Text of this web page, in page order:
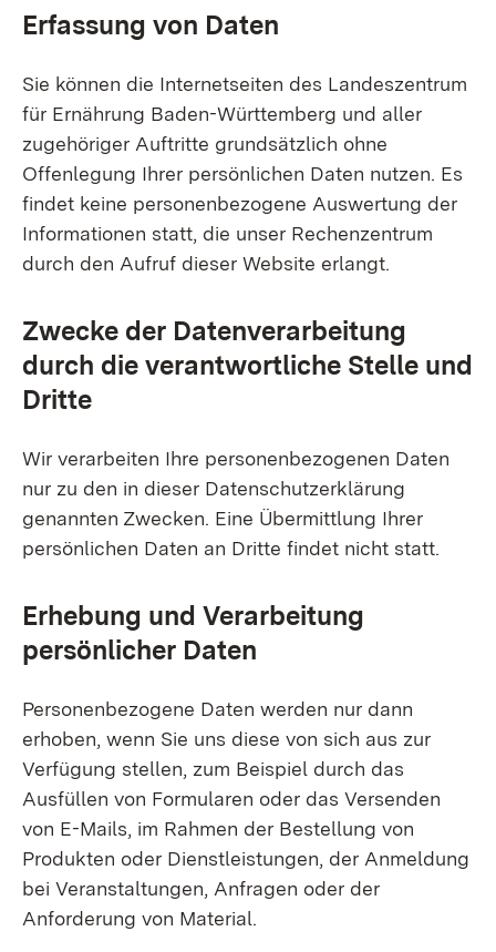
Erfassung von Daten
Sie können die Internetseiten des Landeszentrum
für Ernährung Baden-Württemberg und aller
zugehöriger Auftritte grundsätzlich ohne
Offenlegung Ihrer persönlichen Daten nutzen. Es
findet keine personenbezogene Auswertung der
Informationen statt, die unser Rechenzentrum
durch den Aufruf dieser Website erlangt.
Zwecke der Datenverarbeitung
durch die verantwortliche Stelle und
Dritte
Wir verarbeiten Ihre personenbezogenen Daten
nur zu den in dieser Datenschutzerklärung
genannten Zwecken. Eine Übermittlung Ihrer
persönlichen Daten an Dritte findet nicht statt.
Erhebung und Verarbeitung
persönlicher Daten
Personenbezogene Daten werden nur dann
erhoben, wenn Sie uns diese von sich aus zur
Verfügung stellen, zum Beispiel durch das
Ausfüllen von Formularen oder das Versenden
von E-Mails, im Rahmen der Bestellung von
Produkten oder Dienstleistungen, der Anmeldung
bei Veranstaltungen, Anfragen oder der
Anforderung von Material.